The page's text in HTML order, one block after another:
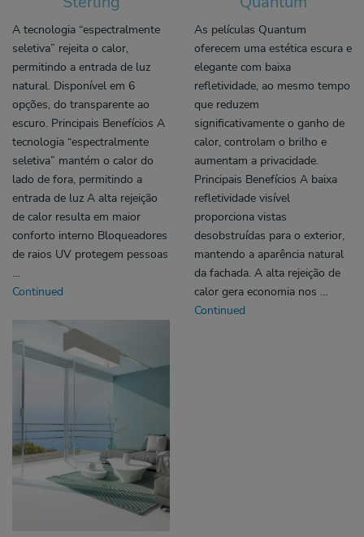
A tecnologia “espectralmente
seletiva” rejeita o calor,
permitindo a entrada de luz
natural. Disponível em 6
opções, do transparente ao
escuro. Principais Benefícios A
tecnologia “espectralmente
seletiva” mantém o calor do
lado de fora, permitindo a
entrada de luz A alta rejeição
de calor resulta em maior
conforto interno Bloqueadores
de raios UV protegem pessoas
…
Continued
As películas Quantum
oferecem uma estética escura e
elegante com baixa
refletividade, ao mesmo tempo
que reduzem
significativamente o ganho de
calor, controlam o brilho e
aumentam a privacidade.
Principais Benefícios A baixa
refletividade visível
proporciona vistas
desobstruídas para o exterior,
mantendo a aparência natural
da fachada. A alta rejeição de
calor gera economia nos …
Continued